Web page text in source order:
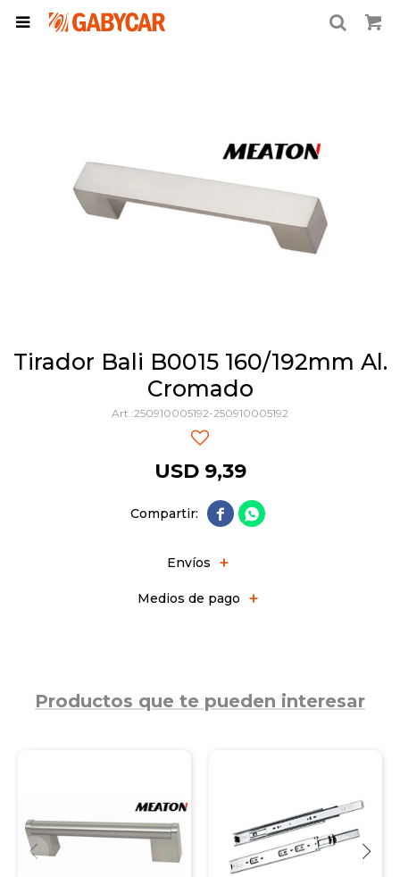

Tirador Bali B0015 160/192mm Al.
Cromado
250910005192-250910005192
USD 9,39
 
Envíos
Medios de pago
Productos que te pueden interesar